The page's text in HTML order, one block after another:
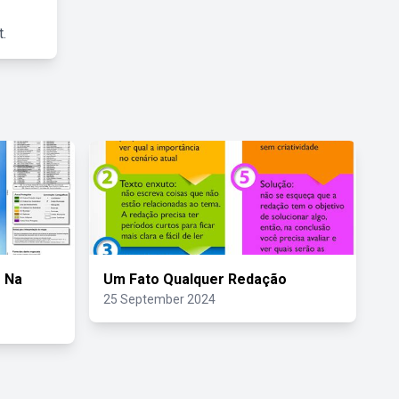
Na
Um Fato Qualquer Redação
25 September 2024